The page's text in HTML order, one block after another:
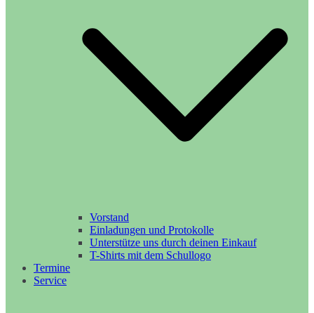
Vorstand
Einladungen und Protokolle
Unterstütze uns durch deinen Einkauf
T-Shirts mit dem Schullogo
Termine
Service